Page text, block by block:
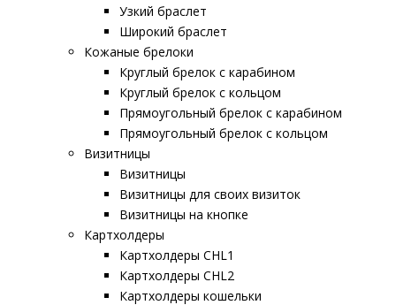
Узкий браслет
Широкий браслет
Кожаные брелоки
Круглый брелок с карабином
Круглый брелок с кольцом
Прямоугольный брелок с карабином
Прямоугольный брелок с кольцом
Визитницы
Визитницы
Визитницы для своих визиток
Визитницы на кнопке
Картхолдеры
Картхолдеры CHL1
Картхолдеры CHL2
Картхолдеры кошельки